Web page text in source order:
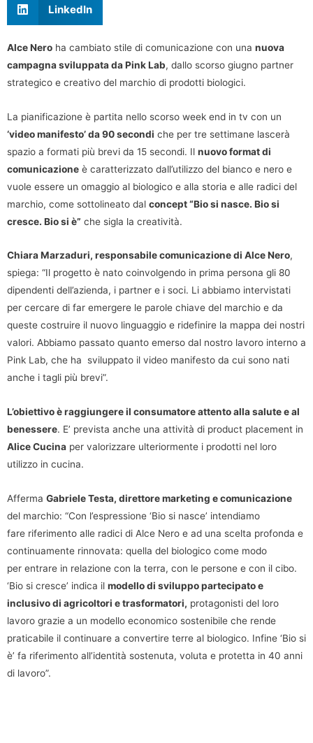
LinkedIn
Alce Nero ha cambiato stile di comunicazione con una nuova
campagna sviluppata da Pink Lab, dallo scorso giugno partner
strategico e creativo del marchio di prodotti biologici.
La pianificazione è partita nello scorso week end in tv con un
‘video manifesto’ da 90 secondi che per tre settimane lascerà
spazio a formati più brevi da 15 secondi. Il nuovo format di
comunicazione è caratterizzato dall’utilizzo del bianco e nero e
vuole essere un omaggio al biologico e alla storia e alle radici del
marchio, come sottolineato dal concept “Bio si nasce. Bio si
cresce. Bio si è” che sigla la creatività.
Chiara Marzaduri, responsabile comunicazione di Alce Nero,
spiega: “Il progetto è nato coinvolgendo in prima persona gli 80
dipendenti dell’azienda, i partner e i soci. Li abbiamo intervistati
per cercare di far emergere le parole chiave del marchio e da
queste costruire il nuovo linguaggio e ridefinire la mappa dei nostri
valori. Abbiamo passato quanto emerso dal nostro lavoro interno a
Pink Lab, che ha sviluppato il video manifesto da cui sono nati
anche i tagli più brevi”.
L’obiettivo è raggiungere il consumatore attento alla salute e al
benessere. E’ prevista anche una attività di product placement in
Alice Cucina per valorizzare ulteriormente i prodotti nel loro
utilizzo in cucina.
Afferma Gabriele Testa, direttore marketing e comunicazione
del marchio: “Con l’espressione ‘Bio si nasce’ intendiamo
fare riferimento alle radici di Alce Nero e ad una scelta profonda e
continuamente rinnovata: quella del biologico come modo
per entrare in relazione con la terra, con le persone e con il cibo.
‘Bio si cresce’ indica il modello di sviluppo partecipato e
inclusivo di agricoltori e trasformatori, protagonisti del loro
lavoro grazie a un modello economico sostenibile che rende
praticabile il continuare a convertire terre al biologico. Infine ‘Bio si
è’ fa riferimento all’identità sostenuta, voluta e protetta in 40 anni
di lavoro”.